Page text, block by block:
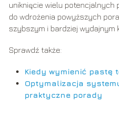
uniknięcie wielu potencjalnych
do wdrożenia powyższych
szybszym i bardziej wydajnym
Sprawdź także:
Kiedy wymienić pastę
Optymalizacja
praktyczne porady